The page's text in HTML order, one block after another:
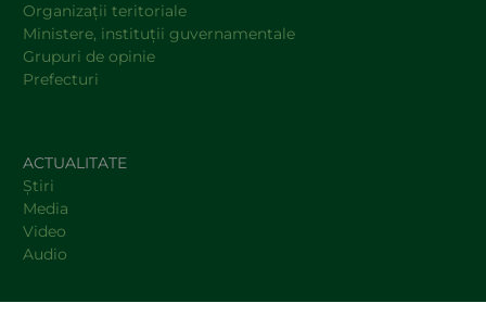
Organizaţii teritoriale
Ministere, instituţii guvernamentale
Grupuri de opinie
Prefecturi
ACTUALITATE
Știri
Media
Video
Audio